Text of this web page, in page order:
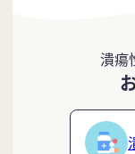
潰瘍